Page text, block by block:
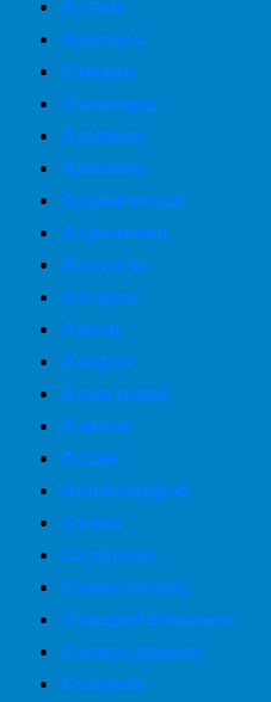
Артем
Арсенев
Самара
Салехард
Армянск
Армавир
Архангельск
Апрелевка
Апатиты
Ангарск
Анапа
Амурск
Алметевск
Ачинск
Аксай
Александров
Серов
Серпухов
Севастополь
Северобайкальск
Северодвинск
Северск